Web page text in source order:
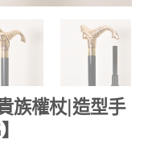
族權杖|造型手